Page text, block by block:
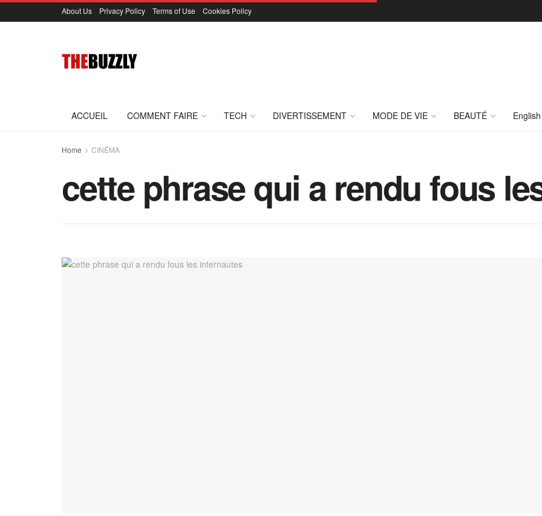
About Us Privacy Policy Terms of Use Cookies Policy
ACCUEIL COMMENT FAIRE TECH DIVERTISSEMENT MODE DE VIE BEAUTÉ
Home CINÉMA
cette phrase qui a rendu fous